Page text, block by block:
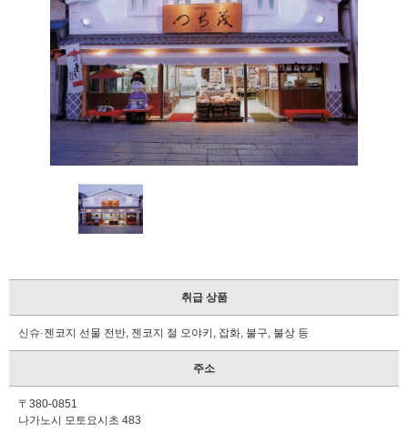
교
안
내
광
안
내
취급 상품
신슈·젠코지 선물 전반, 젠코지 절 오야키, 잡화, 불구, 불상 등
주소
〒380-0851
나가노시 모토요시초 483